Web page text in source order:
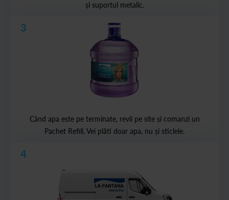
și suportul metalic.
3
Când apa este pe terminate, revii pe site și comanzi un
Pachet Refill. Vei plăti doar apa, nu și sticlele.
4